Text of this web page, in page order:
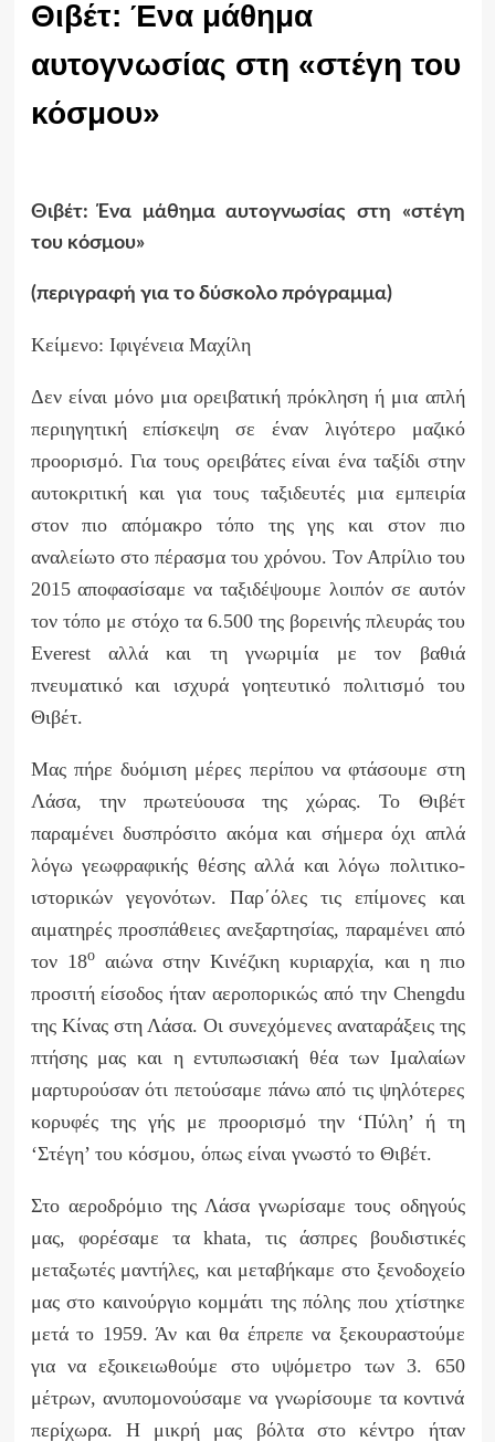
Θιβέτ: Ένα μάθημα
αυτογνωσίας στη «στέγη του
κόσμου»
Θιβέτ: Ένα μάθημα αυτογνωσίας στη «στέγη
του κόσμου»
(περιγραφή για το δύσκολο πρόγραμμα)
Κείμενο: Ιφιγένεια Μαχίλη
Δεν είναι μόνο μια ορειβατική πρόκληση ή μια απλή
περιηγητική επίσκεψη σε έναν λιγότερο μαζικό
προορισμό. Για τους ορειβάτες είναι ένα ταξίδι στην
αυτοκριτική και για τους ταξιδευτές μια εμπειρία
στον πιο απόμακρο τόπο της γης και στον πιο
αναλείωτο στο πέρασμα του χρόνου. Τον Απρίλιο του
2015 αποφασίσαμε να ταξιδέψουμε λοιπόν σε αυτόν
τον τόπο με στόχο τα 6.500 της βορεινής πλευράς του
Everestαλλά και τη γνωριμία με τον βαθιά
πνευματικό και ισχυρά γοητευτικό πολιτισμό του
Θιβέτ.
Μας πήρε δυόμιση μέρες περίπου να φτάσουμε στη
Λάσα, την πρωτεύουσα της χώρας. Το Θιβέτ
παραμένει δυσπρόσιτο ακόμα και σήμερα όχι απλά
λόγω γεωφραφικής θέσης αλλά και λόγω πολιτικο-
ιστορικών γεγονότων. Παρ΄όλες τις επίμονες και
αιματηρές προσπάθειες ανεξαρτησίας, παραμένει από
τον 18οαιώνα στην Κινέζικη κυριαρχία, και η πιο
προσιτή είσοδος ήταν αεροπορικώς από την Chengdu
της Κίνας στη Λάσα. Οι συνεχόμενες αναταράξεις της
πτήσης μας και η εντυπωσιακή θέα των Ιμαλαίων
μαρτυρούσαν ότι πετούσαμε πάνω από τις ψηλότερες
κορυφές της γής με προορισμό την ‘Πύλη’ ή τη
‘Στέγη’ του κόσμου, όπως είναι γνωστό το Θιβέτ.
Στο αεροδρόμιο της Λάσα γνωρίσαμε τους οδηγούς
μας, φορέσαμε τα khata, τις άσπρες βουδιστικές
μεταξωτές μαντήλες, και μεταβήκαμε στο ξενοδοχείο
μας στο καινούργιο κομμάτι της πόλης που χτίστηκε
μετά το 1959. Άν και θα έπρεπε να ξεκουραστούμε
για να εξοικειωθούμε στο υψόμετρο των 3. 650
μέτρων, ανυπομονούσαμε να γνωρίσουμε τα κοντινά
περίχωρα. Η μικρή μας βόλτα στο κέντρο ήταν